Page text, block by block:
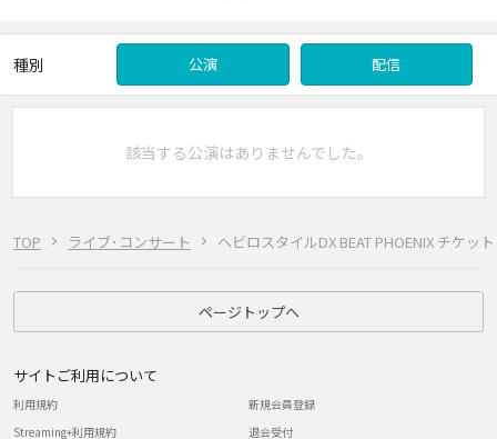
TOP ライブ･コンサート ヘビロスタイルDX BEAT PHOENIX チケット
種別 公演 配信
該当する公演はありませんでした。
ページトップへ
サイトご利用について
利用規約
Streaming+利用規約
新規会員登録
退会受付